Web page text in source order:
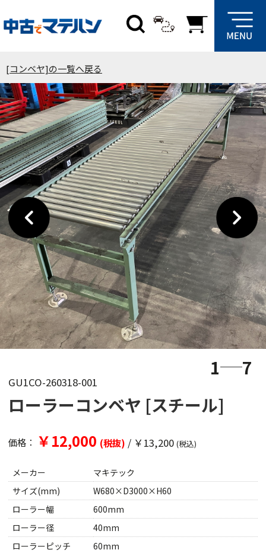
[コンベヤ]の一覧へ戻る
1 7
GU1CO-260318-001
ローラーコンベヤ [スチール]
価格： ￥12,000 (税抜) / ￥13,200 (税込)
メーカー
マキテック
サイズ(mm)
W680×D3000×H60
ローラー幅
600mm
ローラー径
40mm
ローラーピッチ
60mm